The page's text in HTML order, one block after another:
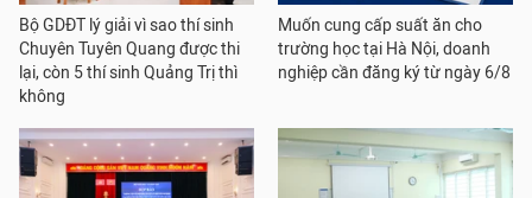
Bộ GDĐT lý giải vì sao thí sinh
Chuyên Tuyên Quang được thi
lại, còn 5 thí sinh Quảng Trị thì
không
Muốn cung cấp suất ăn cho
trường học tại Hà Nội, doanh
nghiệp cần đăng ký từ ngày 6/8